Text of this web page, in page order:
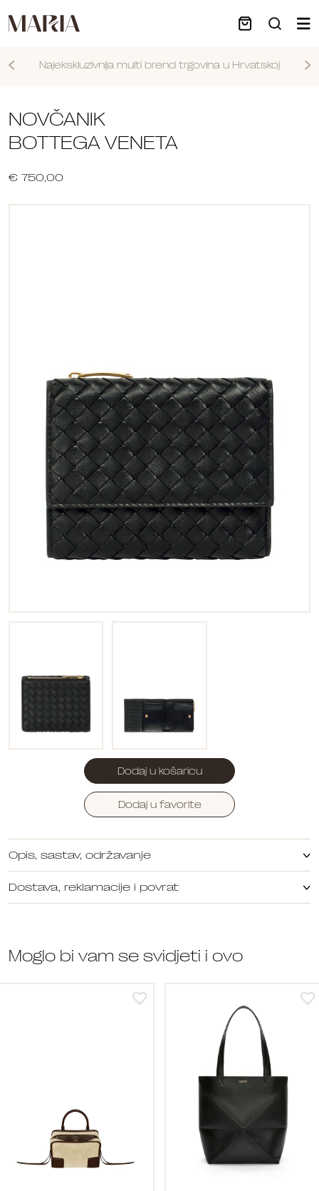
Najekskluzivnija multi brend trgovina u Hrvatskoj
NOVČANIK
BOTTEGA VENETA
€ 750,00
Dodaj u košaricu
Dodaj u favorite
Opis, sastav, održavanje
Dostava, reklamacije i povrat
Moglo bi vam se svidjeti i ovo